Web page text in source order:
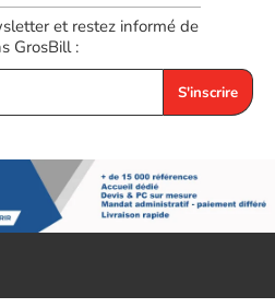
et restez informé de
GrosBill :
S'inscrire